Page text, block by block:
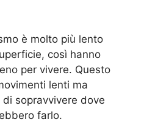
è molto più lento
così hanno
per vivere. Questo
lenti ma
sopravvivere dove
farlo.